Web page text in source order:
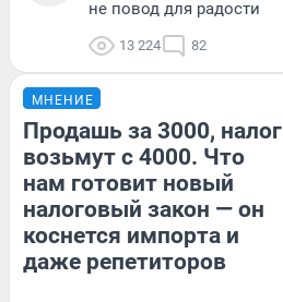
не повод для радости
13 224 82
МНЕНИЕ
Продашь за 3000, налог
возьмут с 4000. Что
нам готовит новый
налоговый закон — он
коснется импорта и
даже репетиторов